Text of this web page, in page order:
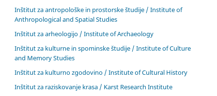
Inštitut za antropološke in prostorske študije / Institute of
Anthropological and Spatial Studies
Inštitut za arheologijo / Institute of Archaeology
Inštitut za kulturne in spominske študije / Institute of Culture
and Memory Studies
Inštitut za kulturno zgodovino / Institute of Cultural History
Inštitut za raziskovanje krasa / Karst Research Institute